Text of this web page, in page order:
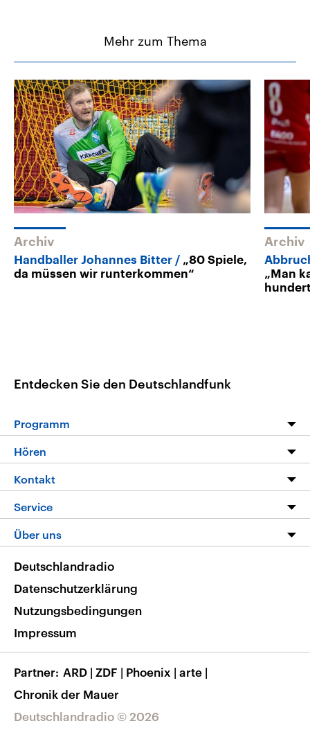
Mehr zum Thema
Archiv
Handballer Johannes Bitter
„80 Spiele,
da müssen wir runterkommen“
Archiv
„Man
Entdecken Sie den Deutschlandfunk
Programm
Programm
Die Nachrichten
Nachrichtenleicht
Neue Beiträge auf dlf.de
Hören
Livestream
Podcasts
Deutschlandfunk App
Nachrichten App
Frequenzen
Kontakt
Hörerservice
Service
FAQ
Veranstaltungen
Musikliste
RSS
Über uns
Barrierefreiheit
Deutschlandradio © 2026
Deutschlandradio
Datenschutzerklärung
Nutzungsbedingungen
Impressum
Partner ARD | ZDF | Phoenix | arte |
Chronik der Mauer